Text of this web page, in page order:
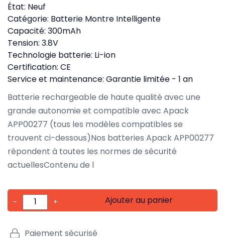
État: Neuf
Catégorie: Batterie Montre Intelligente
Capacité: 300mAh
Tension: 3.8V
Technologie batterie: Li-ion
Certification: CE
Service et maintenance: Garantie limitée - 1 an
Batterie rechargeable de haute qualité avec une
grande autonomie et compatible avec Apack
APP00277 (tous les modèles compatibles se
trouvent ci-dessous)Nos batteries Apack APP00277
répondent à toutes les normes de sécurité
actuellesContenu de l
- + Ajouter au panier
Paiement sécurisé